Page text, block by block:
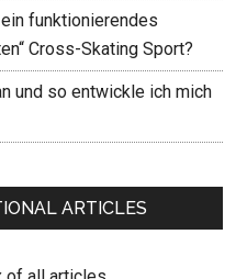
funktionierendes
Cross-Skating Sport?
und so entwickle ich mich
ARTICLES